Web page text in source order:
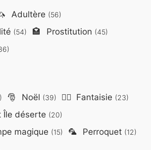
Adultère (56)
(54) 🏩 Prostitution (45)
🎅 Noël (39) 🧙‍♂️ Fantaisie (23)
Île déserte (20)
magique (15) 🦜 Perroquet (12)